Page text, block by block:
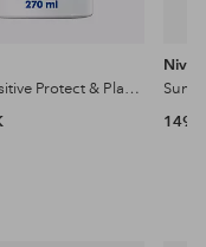
Kids Sensitive Protect & Play Sun Trigger Spray SPF 50+
Nivea
149